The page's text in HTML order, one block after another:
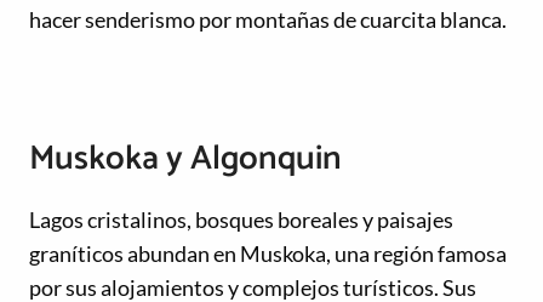
hacer senderismo por montañas de cuarcita blanca.
Muskoka y Algonquin
Lagos cristalinos, bosques boreales y paisajes
graníticos abundan en Muskoka, una región famosa
por sus alojamientos y complejos turísticos. Sus